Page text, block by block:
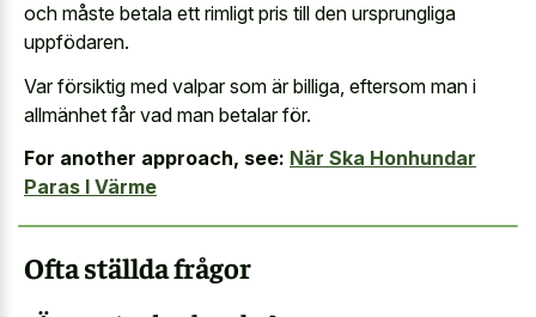
och måste betala ett rimligt pris till den ursprungliga
uppfödaren.
Var försiktig med valpar som är billiga, eftersom man i
allmänhet får vad man betalar för.
For another approach, see: När Ska Honhundar
Paras I Värme
Ofta ställda frågor